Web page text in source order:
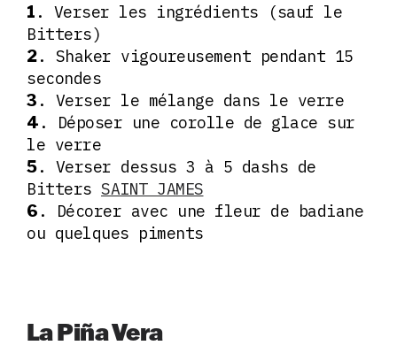
1 . Verser les ingrédients (sauf le
Bitters)
2. Shaker vigoureusement pendant 15
secondes
3 . Verser le mélange dans le verre
4 . Déposer une corolle de glace sur
le verre
5. Verser dessus 3 à 5 dashs de
Bitters SAINT JAMES
6 . Décorer avec une fleur de badiane
ou quelques piments
La Piña Vera